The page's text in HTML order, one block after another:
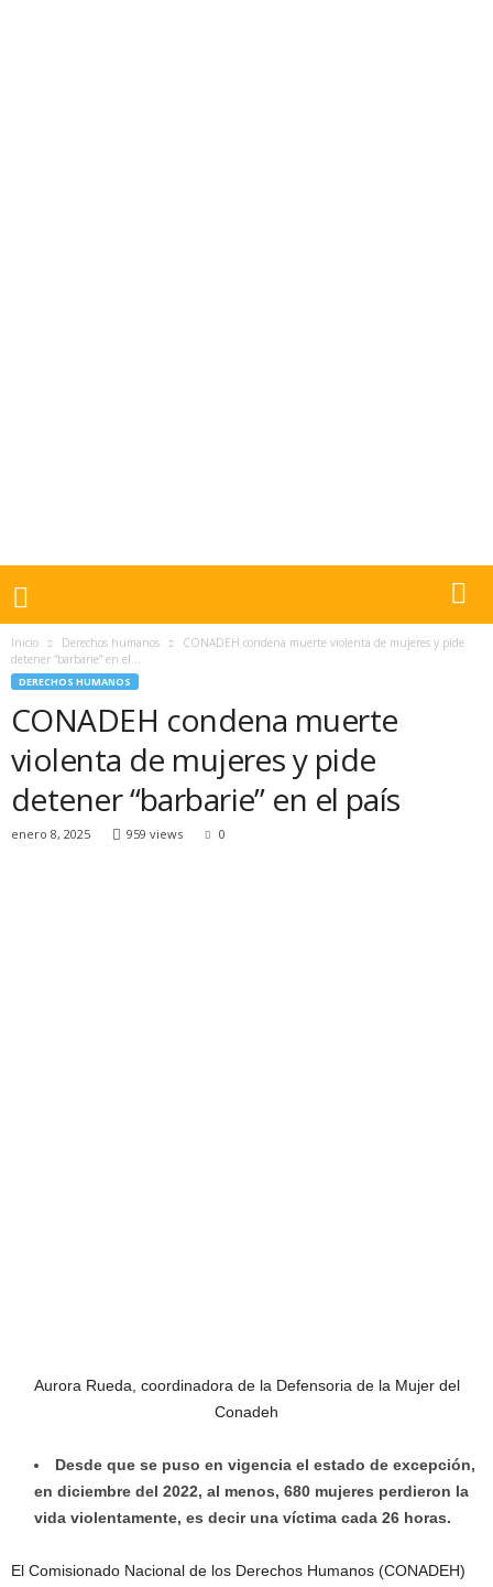
Inicio Derechos humanos
CONADEH condena muerte violenta de mujeres y pide
detener “barbarie” en el...
DERECHOS HUMANOS
CONADEH condena muerte
violenta de mujeres y pide
detener “barbarie” en el país
enero 8, 2025 959 views 0
Aurora Rueda, coordinadora de la Defensoria de la Mujer del
Conadeh
Desde que se puso en vigencia el estado de excepción,
en diciembre del 2022, al menos, 680 mujeres perdieron la
vida violentamente, es decir una víctima cada 26 horas.
El Comisionado Nacional de los Derechos Humanos (CONADEH)